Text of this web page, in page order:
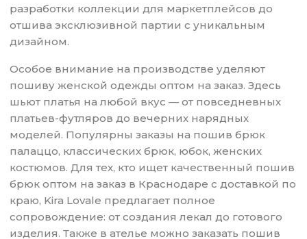
разработки коллекции для маркетплейсов до
отшива эксклюзивной партии с уникальным
дизайном.
Особое внимание на производстве уделяют
пошиву женской одежды оптом на заказ. Здесь
шьют платья на любой вкус — от повседневных
платьев-футляров до вечерних нарядных
моделей. Популярны заказы на пошив брюк
палаццо, классических брюк, юбок, женских
костюмов. Для тех, кто ищет качественный пошив
брюк оптом на заказ в Краснодаре с доставкой по
краю, Kira Lovale предлагает полное
сопровождение: от создания лекал до готового
изделия. Также в ателье можно заказать пошив